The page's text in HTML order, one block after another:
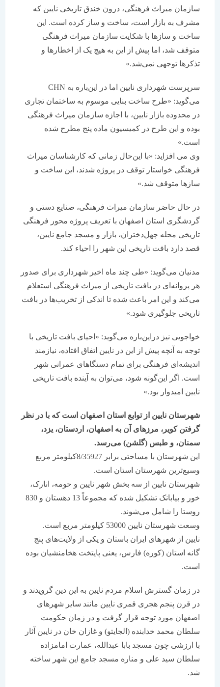
سازمان میراث فرهنگی، درون خندق تاریخی نایین که
مشرف به بازار است، ساخت و ساز کرده است. این
ساخت و سازها با شکایت سازمان میراث فرهنگی
متوقف شد، اما پیش از این به هیچ یک از اخطارها و
تذکرها توجهی نمی‌شد.»
سرپرست شهرداری نایین اما در این‌باره به CHN
می‌گوید: «طرح ساخت بنایی موسوم به ساختمان تجاری
در محدوده بازار نایین، با اجازه سازمان میراث فرهنگی
بوده و این طرح در کمیسیون ماده پنج مطرح شده
است.»
وی می افزاید: «با این‌حال زمانی که کارشناسان میراث
فرهنگی خواستار توقف در پروژه شدند، این ساخت و
سازها متوقف شد.»
در حال حاضر سازمان میراث فرهنگی، صنایع دستی و
گردشگری استان اصفهان با تعریف پروژه محور فرهنگی
تاریخی محله چهل‌دختران، بازار و مسجد جامع نایین،
قصد دارد بافت تاریخی این شهر را احیاء کند.
مدنیان می‌گوید: «طی چند ماه اخیر شهرداری برای صدور
هر پروانه‌ای در بافت تاریخی از میراث فرهنگی استعلام
می‌کند و این امر باعث شده تا اندکی از تخریب‌ها در بافت
تاریخی جلوگیری شود.»
خواجویی نیز دراین‌باره می‌گوید: «احیای بافت تاریخی با
توجه به آنچه پیش از این در نایین اتفاق افتاده، نیازمند
اندیشه‌ای فرهنگی برای تمام دستگاهای عمرانی شهر
است. اگر این‌گونه شود، می‌توان به آینده بافت تاریخی
نایین امیدوار بود.»
شهرستان نایین از توابع استان اصفهان است که با در نظر
گرفتن کویر، مرزهای آن به اصفهان، اردستان، یزد،
سمنان، و طبس (گلشن) می‌رسد.
این شهرستان با مساحتی برابر 8/35927کیلومتر مربع
وسیع‌ترین شهرستان استان است.
شهرستان نایین از سه بخش شهر نایین و حومه، انارک،
خور و بیابانک تشکیل شده که مجموعاً 13 دهستان و 830
روستا را شامل می‌شوند.
وسعت شهرستان نایین 53000 کیلومتر مربع است.
نایین از شهرهای ایران باستان و یکی از ولایت‌های پنج
گانه استان (کوره) فارس، یعنی پایتخت هخامنشیان بوده
در زمان گسترش اسلام مردم نایین به این دین گرویدند و
در قرن پنجم هجری قمری نایین مانند سایر شهرهای
اصفهان مورد توجه قرار گرفت و در زمان حکومت
سلطان محمد خدابنده (الجایتو) و غازان خان در نایین آثار
با ارزشی چون مسجد بابا عبدالله، عمارت امامزاده
سلطان سید علی و مناره مسجد جامع این شهر ساخته